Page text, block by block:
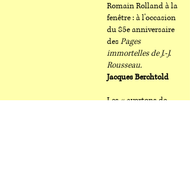
Romain Rolland à la
fenêtre : à l'occasion
du 85e anniversaire
des Pages
immortelles de J.-J.
Rousseau.
Jacques Berchtold
Les « avortons de